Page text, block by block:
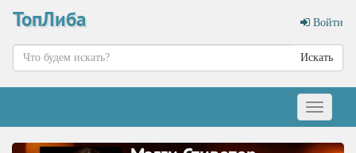
ТопЛиба Войти
Искать
Меню